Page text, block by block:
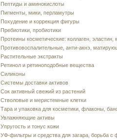
Пептиды и аминокислоты
Пигменты, мики, перламутры
Похудение и коррекция фигуры
Пребиотики, пробиотики
Протеины косметические: коллаген,
Противовоспалительные, анти-акнэ,
Растительные экстракты
Ретинол и ретиноподобные вещества
Силиконы
Системы доставки активов
Сок активный свежий из растений
Стволовые и меристемные клетки
Тара и упаковка для косметики, флаконы,
Увлажняющие активы
Упругость и тонус кожи
УФ-фильтры и средства для загара, борьба с